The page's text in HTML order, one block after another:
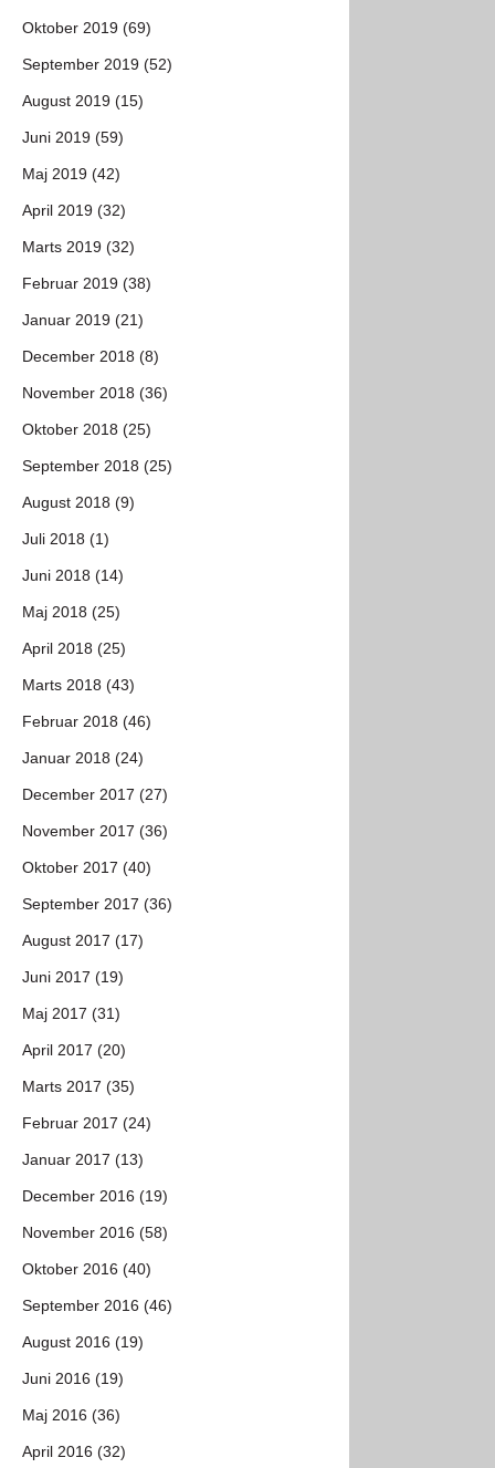
Oktober 2019 (69)
September 2019 (52)
August 2019 (15)
Juni 2019 (59)
Maj 2019 (42)
April 2019 (32)
Marts 2019 (32)
Februar 2019 (38)
Januar 2019 (21)
December 2018 (8)
November 2018 (36)
Oktober 2018 (25)
September 2018 (25)
August 2018 (9)
Juli 2018 (1)
Juni 2018 (14)
Maj 2018 (25)
April 2018 (25)
Marts 2018 (43)
Februar 2018 (46)
Januar 2018 (24)
December 2017 (27)
November 2017 (36)
Oktober 2017 (40)
September 2017 (36)
August 2017 (17)
Juni 2017 (19)
Maj 2017 (31)
April 2017 (20)
Marts 2017 (35)
Februar 2017 (24)
Januar 2017 (13)
December 2016 (19)
November 2016 (58)
Oktober 2016 (40)
September 2016 (46)
August 2016 (19)
Juni 2016 (19)
Maj 2016 (36)
April 2016 (32)